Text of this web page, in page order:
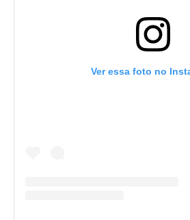
Ver essa foto no